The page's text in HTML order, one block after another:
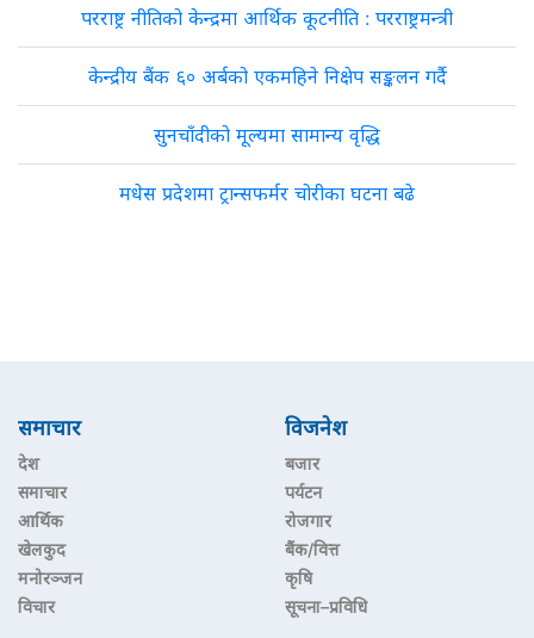
परराष्ट्र नीतिको केन्द्रमा आर्थिक कूटनीति : परराष्ट्रमन्त्री
केन्द्रीय बैंक ६० अर्बको एकमहिने निक्षेप सङ्कलन गर्दै
सुनचाँदीको मूल्यमा सामान्य वृद्धि
मधेस प्रदेशमा ट्रान्सफर्मर चोरीका घटना बढे
समाचार
देश
समाचार
आर्थिक
खेलकुद
मनोरञ्जन
विचार
विजनेश
बजार
पर्यटन
रोजगार
बैंक/वित्त
कृषि
सूचना–प्रविधि